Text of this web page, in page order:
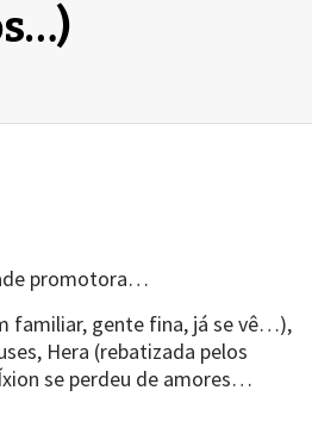
promotora…
familiar, gente fina, já se vê…),
Hera (rebatizada pelos
se perdeu de amores…